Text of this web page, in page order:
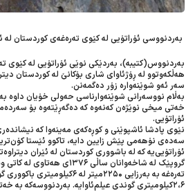
بەردنووسی ئۆراتۆیی لە کێوی تەرەغەی کوردستان لە
بەردنووس(کتیبە)، بەردێکی نوێی ئۆراتۆیی لە کێوی
هەڵکەوتوو لە ڕۆژئاوای شاری بۆکانێ لە کوردستان
سەر ئەو شوێنەوارە زۆر دەگمەنن.
بەڵام نووسەرانی شوێنەوارناسی حەولی خۆیان داوە
خەتی میخی نوێژەن کەنەوە کە دەگەڕێتەوە بۆ
ئۆراتۆیی.
نێوی پادشا ئاشپوێنی و کوڕەکەی مەینەوا کە
سەدەی نۆهەمی پێش زایین دایە، تاکوو ئێستا
ئۆراتۆیی‌یە کە لە باشووری کوردستان لە ئێران
گروپێک لە شاخەوانان ساڵی
تەرەغە بە بەرزایی ٢٢٥٠میتر لە
٢،٦کیلومیتری گوندی عیلم‌ئاوایە. بەردنووسەکە